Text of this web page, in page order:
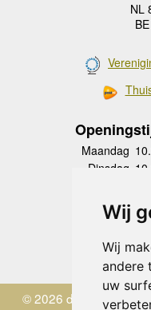
Wij
Wij
andere
uw
NL
Maandag
Dinsdag
Donderdag
Vrijdag
© 2026 de Zwerver